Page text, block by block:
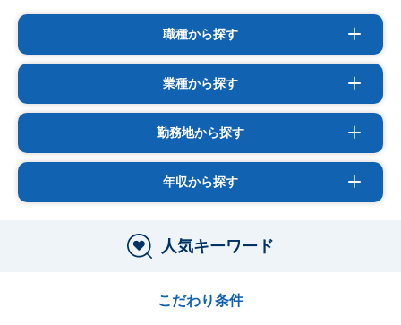
職種から探す
業種から探す
勤務地から探す
年収から探す
人気キーワード
こだわり条件